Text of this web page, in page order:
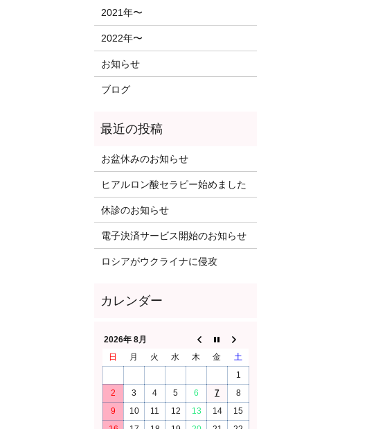
2021年〜
2022年〜
お知らせ
ブログ
お盆休みのお知らせ
ヒアルロン酸セラピー始めました
休診のお知らせ
電子決済サービス開始のお知らせ
ロシアがウクライナに侵攻
2026年 8月
日
月 火 水 木 金
土
1
2
3 4 5 6 7
8
9
10 11 12 13 14
15